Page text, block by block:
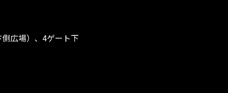
広場）、4ゲート下